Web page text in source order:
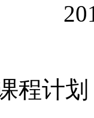
程计划